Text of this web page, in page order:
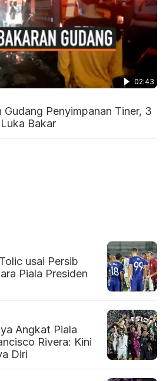
02:43
Gudang Penyimpanan Tiner, 3
Bakar
usai Persib
Piala Presiden
Angkat Piala
Rivera: Kini
Diri